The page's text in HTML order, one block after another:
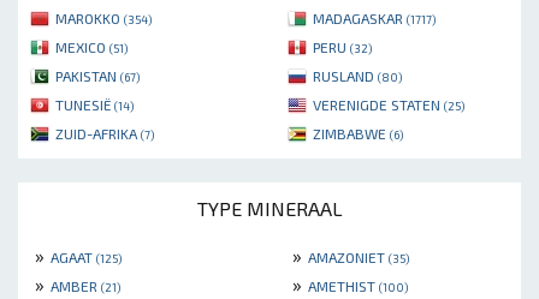
MAROKKO (354) MADAGASKAR (1717)
MEXICO (51) PERU (32)
PAKISTAN (67) RUSLAND (80)
TUNESIË (14) VERENIGDE STATEN (25)
ZUID-AFRIKA (7) ZIMBABWE (6)
TYPE MINERAAL
» AGAAT (125) » AMAZONIET (35)
» AMBER (21) » AMETHIST (100)